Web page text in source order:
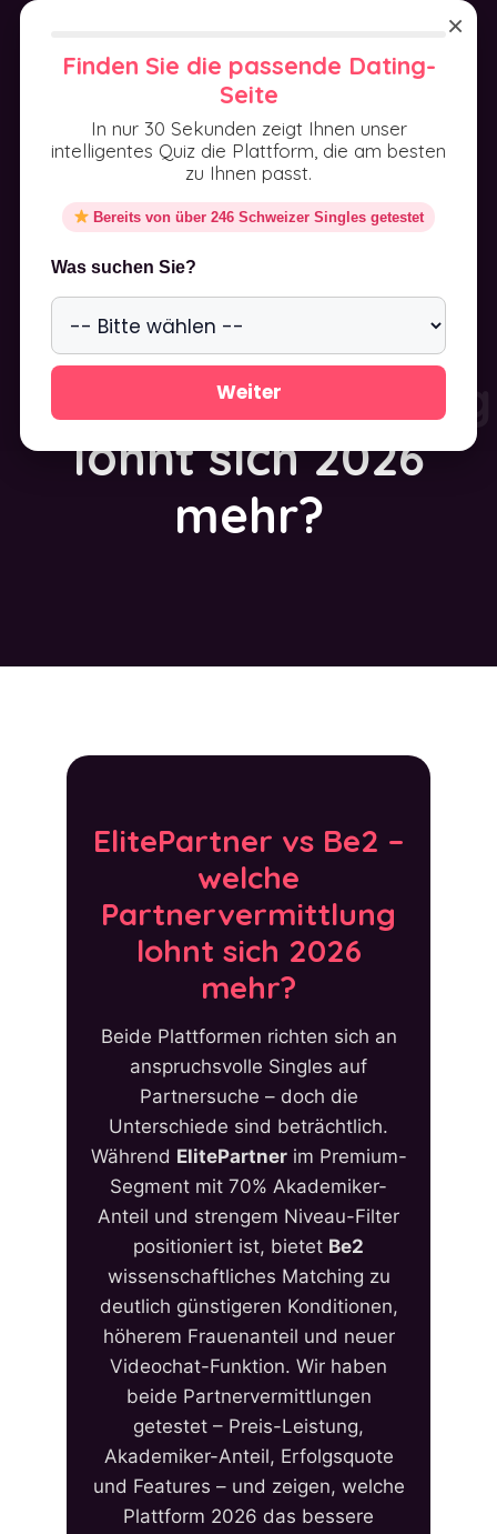
×
Finden Sie die passende Dating-
Seite
In nur 30 Sekunden zeigt Ihnen unser
intelligentes Quiz die Plattform, die am besten
zu Ihnen passt.
Bereits von über 246 Schweizer Singles getestet
Was suchen Sie?
Weiter
Aller
contenu
ElitePartner vs
Be2 – welche
Partnervermittlung
lohnt sich 2026
mehr?
ElitePartner vs Be2 –
welche
Partnervermittlung
lohnt sich 2026
mehr?
Beide Plattformen richten sich an
anspruchsvolle Singles auf
Partnersuche – doch die
Unterschiede sind beträchtlich.
Während ElitePartnerim Premium-
Segment mit 70% Akademiker-
Anteil und strengem Niveau-Filter
positioniert ist, bietet Be2
wissenschaftliches Matching zu
deutlich günstigeren Konditionen,
höherem Frauenanteil und neuer
Videochat-Funktion. Wir haben
beide Partnervermittlungen
getestet – Preis-Leistung,
Akademiker-Anteil, Erfolgsquote
und Features – und zeigen, welche
Plattform 2026 das bessere